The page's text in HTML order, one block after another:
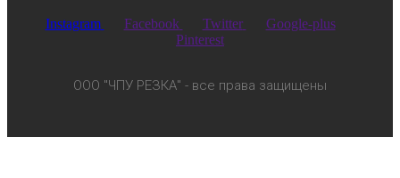
Instagram Facebook Twitter
Google-plus
Pinterest
ООО "ЧПУ РЕЗКА" - все права защищены